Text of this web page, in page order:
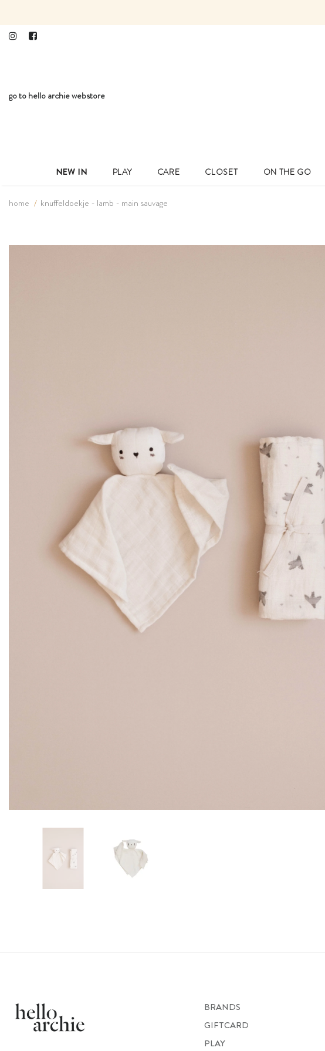
go to hello archie webstore
NEW IN PLAY CARE CLOSET ON THE GO
home knuffeldoekje - lamb - main sauvage
BRANDS
GIFTCARD
PLAY